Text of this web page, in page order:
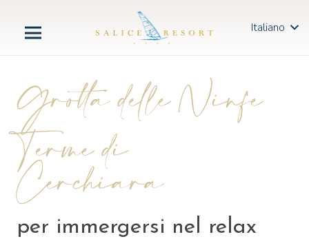
Italiano
Grotta delle Ninfe
Terme di
Cerchiara
per immergersi nel relax